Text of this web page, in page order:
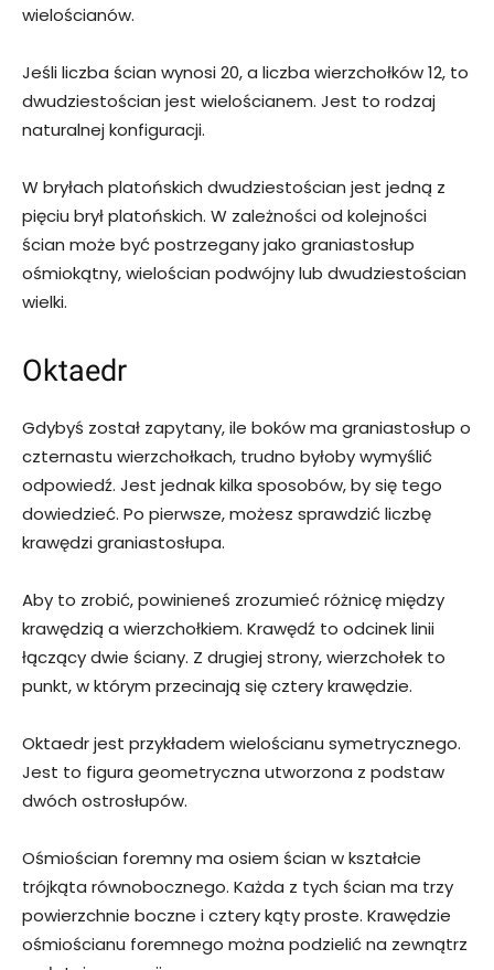
wielościanów.
Jeśli liczba ścian wynosi 20, a liczba wierzchołków 12, to
dwudziestościan jest wielościanem. Jest to rodzaj
naturalnej konfiguracji.
W bryłach platońskich dwudziestościan jest jedną z
pięciu brył platońskich. W zależności od kolejności
ścian może być postrzegany jako graniastosłup
ośmiokątny, wielościan podwójny lub dwudziestościan
wielki.
Oktaedr
Gdybyś został zapytany, ile boków ma graniastosłup o
czternastu wierzchołkach, trudno byłoby wymyślić
odpowiedź. Jest jednak kilka sposobów, by się tego
dowiedzieć. Po pierwsze, możesz sprawdzić liczbę
krawędzi graniastosłupa.
Aby to zrobić, powinieneś zrozumieć różnicę między
krawędzią a wierzchołkiem. Krawędź to odcinek linii
łączący dwie ściany. Z drugiej strony, wierzchołek to
punkt, w którym przecinają się cztery krawędzie.
Oktaedr jest przykładem wielościanu symetrycznego.
Jest to figura geometryczna utworzona z podstaw
dwóch ostrosłupów.
Ośmiościan foremny ma osiem ścian w kształcie
trójkąta równobocznego. Każda z tych ścian ma trzy
powierzchnie boczne i cztery kąty proste. Krawędzie
ośmiościanu foremnego można podzielić na zewnątrz